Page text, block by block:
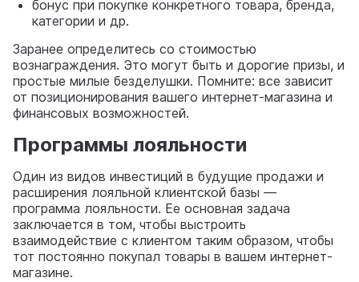
бонус при покупке конкретного товара, бренда,
категории и др.
Заранее определитесь со стоимостью
вознаграждения. Это могут быть и дорогие призы, и
простые милые безделушки. Помните: все зависит
от позиционирования вашего интернет-магазина и
финансовых возможностей.
Программы лояльности
Один из видов инвестиций в будущие продажи и
расширения лояльной клиентской базы —
программа лояльности. Ее основная задача
заключается в том, чтобы выстроить
взаимодействие с клиентом таким образом, чтобы
тот постоянно покупал товары в вашем интернет-
магазине.